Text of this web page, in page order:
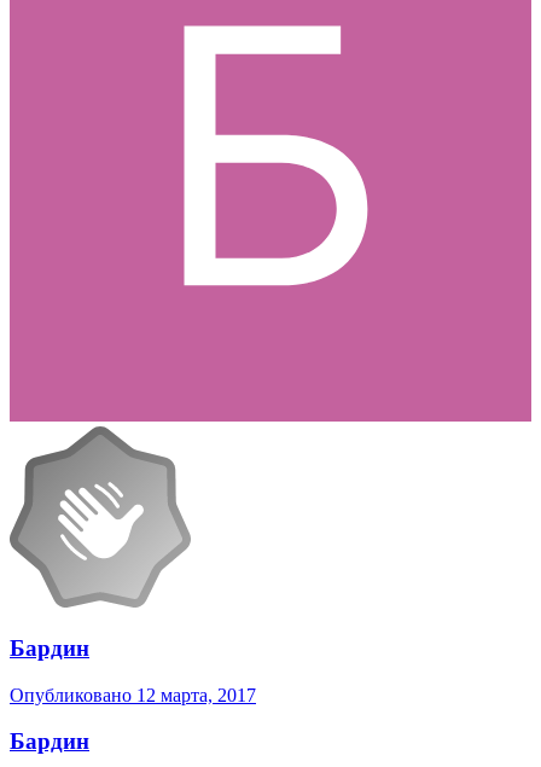
Бардин
Опубликовано 12 марта, 2017
Бардин